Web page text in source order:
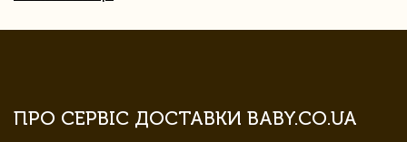
ПРО СЕРВІС ДОСТАВКИ BABY.CO.UA